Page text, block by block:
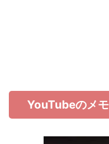
YouTubeのメ